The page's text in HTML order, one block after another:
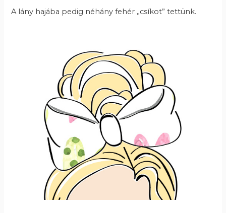
A lány hajába pedig néhány fehér „csíkot” tettünk.